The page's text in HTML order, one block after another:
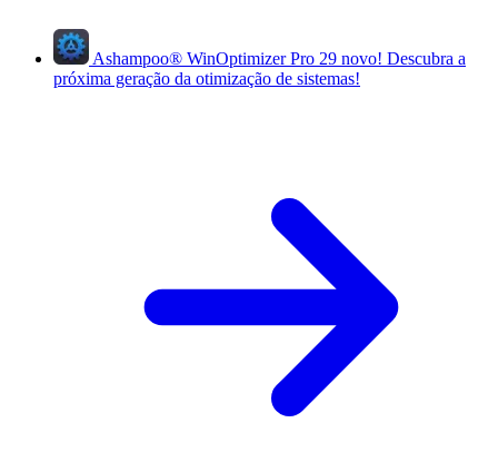
Ashampoo® WinOptimizer Pro 29 novo! Descubra a
próxima geração da otimização de sistemas!